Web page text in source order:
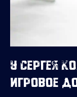
У Сергея
игровое